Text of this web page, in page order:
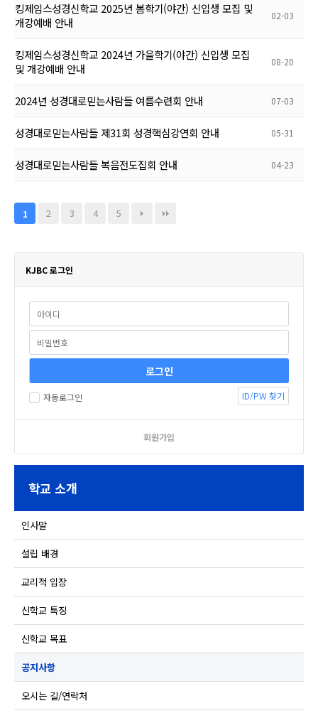
킹제임스성경신학교 2025년 봄학기(야간) 신입생 모집 및
개강예배 안내
02-03
킹제임스성경신학교 2024년 가을학기(야간) 신입생 모집
및 개강예배 안내
08-20
2024년 성경대로믿는사람들 여름수련회 안내 07-03
성경대로믿는사람들 제31회 성경핵심강연회 안내 05-31
성경대로믿는사람들 복음전도집회 안내 04-23
1 2 3 4 5
KJBC 로그인
자동로그인 ID/PW 찾기
회원가입
학교 소개
인사말
설립 배경
교리적 입장
신학교 특징
신학교 목표
공지사항
오시는 길/연락처